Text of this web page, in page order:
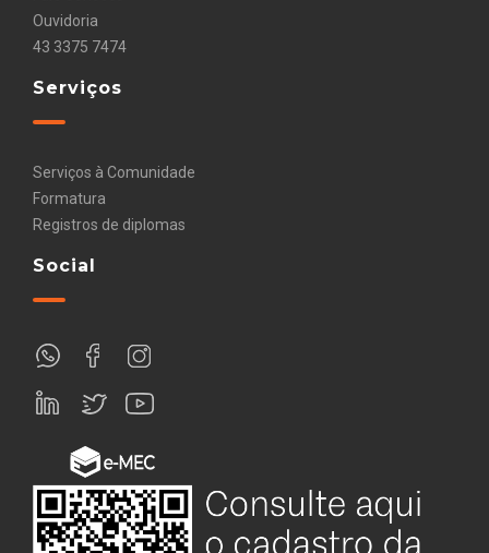
Ouvidoria
43 3375 7474
Serviços
Serviços à Comunidade
Formatura
Registros de diplomas
Social